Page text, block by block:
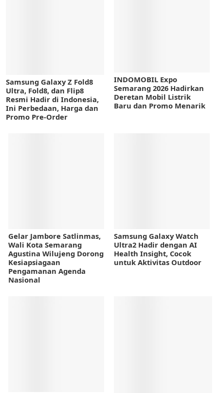
Samsung Galaxy Z Fold8
Ultra, Fold8, dan Flip8
Resmi Hadir di Indonesia,
Ini Perbedaan, Harga dan
Promo Pre-Order
INDOMOBIL Expo
Semarang 2026 Hadirkan
Deretan Mobil Listrik
Baru dan Promo Menarik
Gelar Jambore Satlinmas,
Wali Kota Semarang
Agustina Wilujeng Dorong
Kesiapsiagaan
Pengamanan Agenda
Nasional
Samsung Galaxy Watch
Ultra2 Hadir dengan AI
Health Insight, Cocok
untuk Aktivitas Outdoor